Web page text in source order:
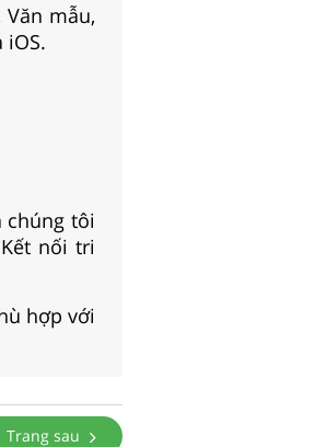
mẫu,
chúng tôi
nối tri
hợp với
Trang sau